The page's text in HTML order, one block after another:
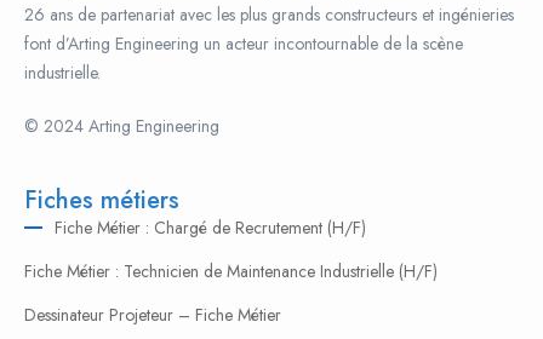
26 ans de partenariat avec les plus grands constructeurs et ingénieries
font d’Arting Engineering un acteur incontournable de la scène
industrielle.
popcultureclothing.org
pinnacle of classical artistry and technical finesse. Their timepieces are
often understated but contain some of the most exquisite finishing and
complex movements in the world.
uhren replik
© 2024 Arting Engineering
Fiches métiers
Fiche Métier : Chargé de Recrutement (H/F)
Fiche Métier : Technicien de Maintenance Industrielle (H/F)
Dessinateur Projeteur – Fiche Métier